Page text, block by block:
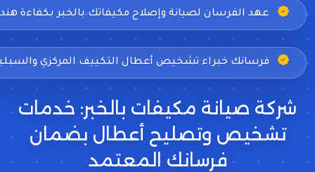
عهد الفرسان لصيانة وإصلاح مكيفاتك بالخبر بكفاءة
فرسانك خبراء تشخيص أعطال التكييف المركزي
شركة صيانة مكيفات بالخبر: خدمات
تشخيص وتصليح أعطال بضمان
فرسانك المعتمد